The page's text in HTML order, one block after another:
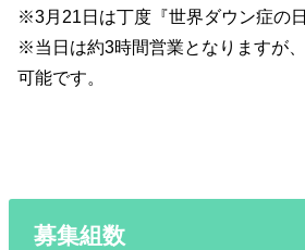
※3月21日は丁度『世界ダウン症の
※当日は約3時間営業となりますが
可能です。
募集組数